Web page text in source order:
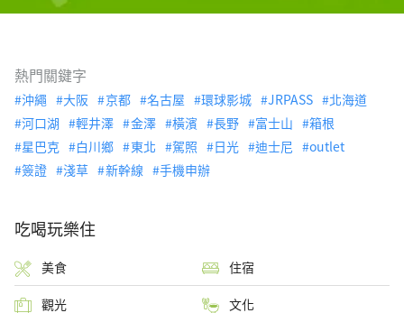
熱門關鍵字
沖繩 大阪 京都 名古屋 環球影城 JRPASS
北海道
河口湖
輕井澤 金澤 橫濱 長野 富士山
箱根
星巴克
白川鄉 東北 駕照 日光 迪士尼
outlet
簽證
淺草 新幹線 手機申辦
吃喝玩樂住
美食 住宿
觀光 文化